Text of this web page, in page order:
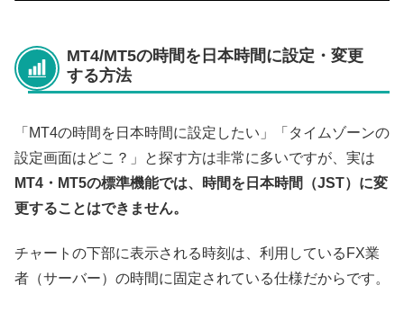
MT4/MT5の時間を日本時間に設定・変更
する方法
「MT4の時間を日本時間に設定したい」「タイムゾーンの
設定画面はどこ？」と探す方は非常に多いですが、実は
MT4・MT5の標準機能では、時間を日本時間（JST）に変
更することはできません。
チャートの下部に表示される時刻は、利用しているFX業
者（サーバー）の時間に固定されている仕様だからです。